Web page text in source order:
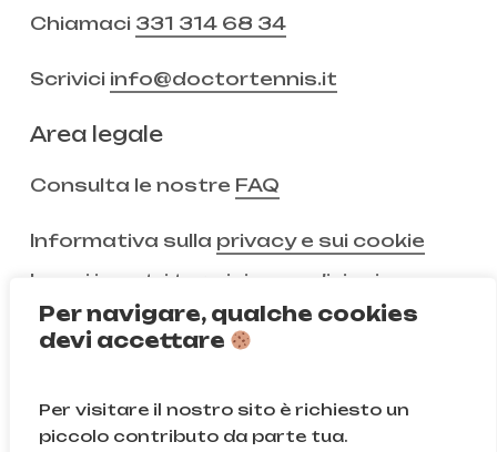
Per navigare, qualche cookies
devi accettare
Per visitare il nostro sito è richiesto un
piccolo contributo da parte tua.
Chiamaci 331 314 68 34
Scrivici info@doctortennis.it
Area legale
Consulta le nostre FAQ
Informativa sulla privacy e sui cookie
Leggi i nostri termini e condizioni
Instagram Facebook